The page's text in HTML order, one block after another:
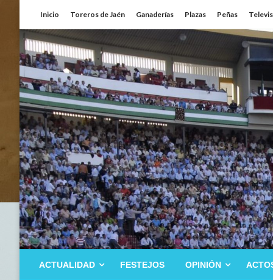
contenido
Inicio Toreros de Jaén Ganaderías Plazas Peñas
ACTUALIDAD FESTEJOS OPINIÓN